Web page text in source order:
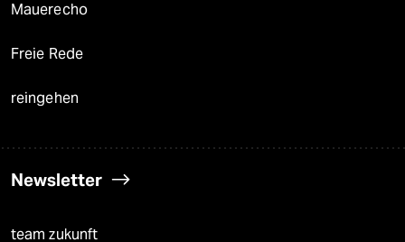
Mauerecho
Freie Rede
reingehen
Newsletter
team zukunft